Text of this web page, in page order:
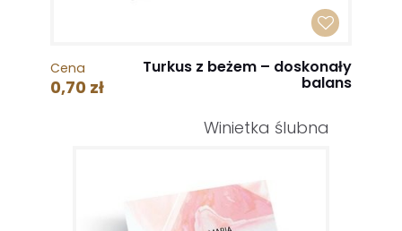
Cena
0,70 zł
Turkus z beżem – doskonały
balans
Winietka ślubna